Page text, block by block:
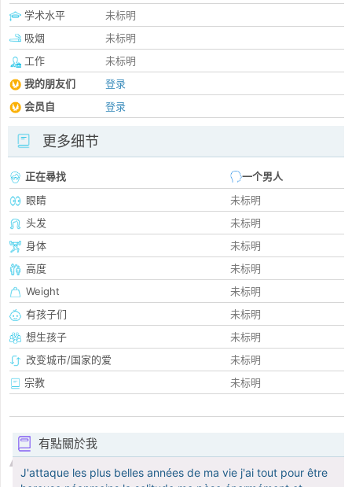
学术水平
未标明
吸烟
未标明
工作
未标明
我的朋友们
登录
会员自
登录
更多细节
正在尋找
一个男人
眼睛
未标明
头发
未标明
身体
未标明
高度
未标明
Weight
未标明
有孩子们
未标明
想生孩子
未标明
改变城市/国家的爱
未标明
宗教
未标明
有點關於我
J'attaque les plus belles années de ma vie j'ai tout pour être